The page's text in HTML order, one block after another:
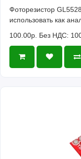
Фоторезистор
использовать как
100.00р. Без НДС: